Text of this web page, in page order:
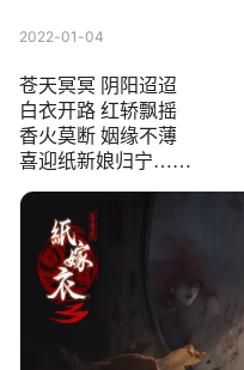
2022-01-04
苍天冥冥 阴阳迢迢
白衣开路 红轿飘摇
香火莫断 姻缘不薄
喜迎纸新娘归宁……